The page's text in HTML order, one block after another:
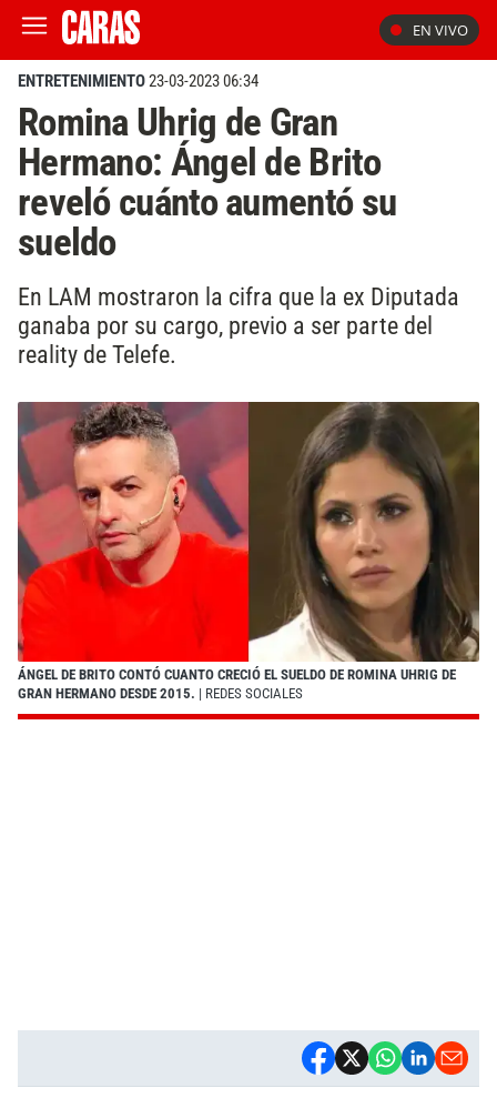
EN VIVO
ENTRETENIMIENTO23-03-2023 06:34
Romina Uhrig de Gran
Hermano: Ángel de Brito
reveló cuánto aumentó su
sueldo
En LAM mostraron la cifra que la ex Diputada
ganaba por su cargo, previo a ser parte del
reality de Telefe.
ÁNGEL DE BRITO CONTÓ CUANTO CRECIÓ EL SUELDO DE ROMINA UHRIG DE
GRAN HERMANO DESDE 2015. | REDES SOCIALES